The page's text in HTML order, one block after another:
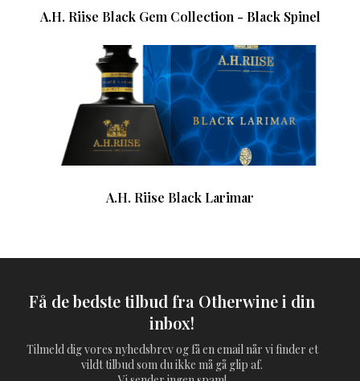
A.H. Riise Black Gem Collection - Black Spinel
A.H. Riise Black Larimar
Få de bedste tilbud fra Otherwine i din
inbox!
Tilmeld dig vores nyhedsbrev og få en email når vi finder et
vildt tilbud som du ikke må gå glip af.